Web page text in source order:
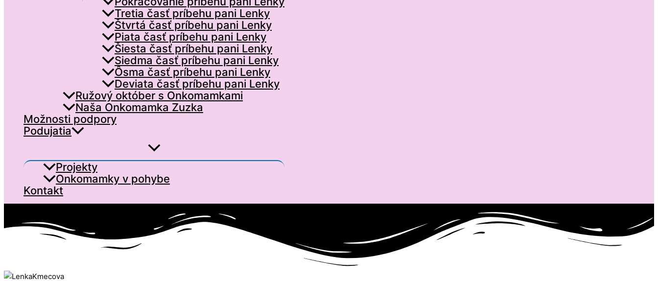
Tretia časť príbehu pani Lenky
Štvrtá časť príbehu pani Lenky
Piata časť príbehu pani Lenky
Šiesta časť príbehu pani Lenky
Siedma časť príbehu pani Lenky
Ôsma časť príbehu pani Lenky
Deviata časť príbehu pani Lenky
Ružový október s Onkomamkami
Naša Onkomamka Zuzka
Možnosti podpory
Podujatia
Projekty
Onkomamky v pohybe
Kontakt